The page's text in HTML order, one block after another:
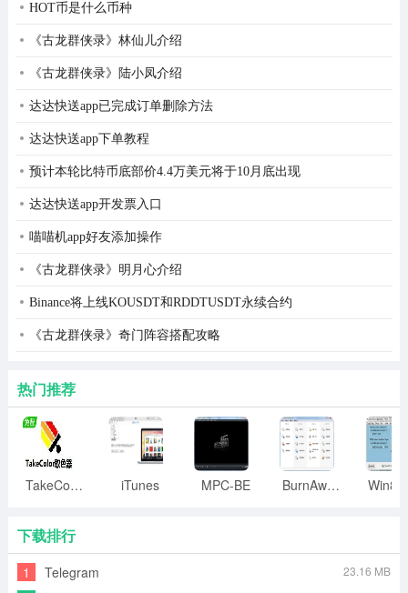
HOT币是什么币种
《古龙群侠录》林仙儿介绍
《古龙群侠录》陆小凤介绍
达达快送app已完成订单删除方法
达达快送app下单教程
预计本轮比特币底部价4.4万美元将于10月底出现
达达快送app开发票入口
喵喵机app好友添加操作
《古龙群侠录》明月心介绍
Binance将上线KOUSDT和RDDTUSDT永续合约
《古龙群侠录》奇门阵容搭配攻略
热门推荐
TakeColor取色器 iTunes MPC-BE BurnAware
下载排行
1 Telegram 23.16 MB